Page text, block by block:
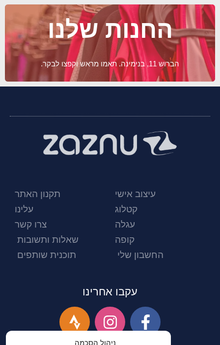
ניהול הסכמה
החנות שלנו
הברוש 11, בנימינה. תאמו מראש וקפצו לבקר.
עיצוב אישי
קטלוג
עגלה
קופה
החשבון שלי
תקנון האתר
עלינו
צרו קשר
שאלות ותשובות
תוכנית שותפים
עקבו אחרינו